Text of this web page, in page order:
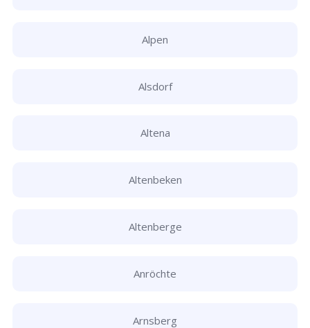
Alpen
Alsdorf
Altena
Altenbeken
Altenberge
Anröchte
Arnsberg